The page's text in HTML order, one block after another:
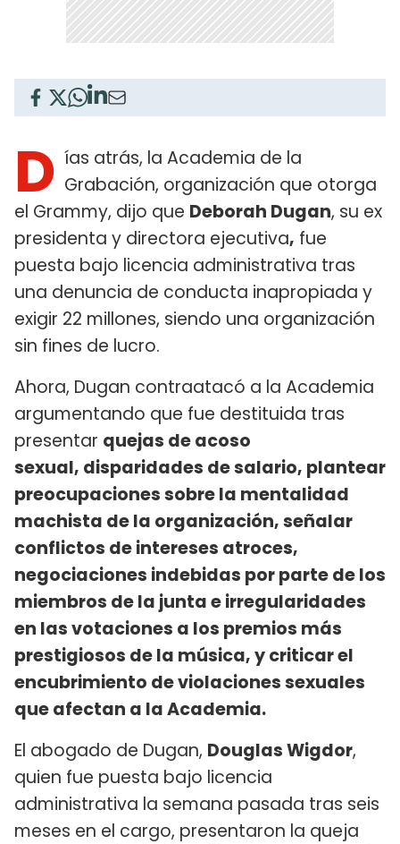
D ías atrás, la Academia de la
Grabación, organización que otorga
el Grammy, dijo que Deborah Dugan, su ex
presidenta y directora ejecutiva, fue
puesta bajo licencia administrativa tras
una denuncia de conducta inapropiada y
exigir 22 millones, siendo una organización
sin fines de lucro.
Ahora, Dugan contraatacó a la Academia
argumentando que fue destituida tras
presentar quejas de acoso
sexual, disparidades de salario, plantear
preocupaciones sobre la mentalidad
machista de la organización, señalar
conflictos de intereses atroces,
negociaciones indebidas por parte de los
miembros de la junta e irregularidades
en las votaciones a los premios más
prestigiosos de la música, y criticar el
encubrimiento de violaciones sexuales
que afectan a la Academia.
El abogado de Dugan, Douglas Wigdor,
quien fue puesta bajo licencia
administrativa la semana pasada tras seis
meses en el cargo, presentaron la queja